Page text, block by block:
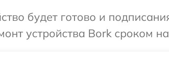
будет готово и
устройства Bork сроком